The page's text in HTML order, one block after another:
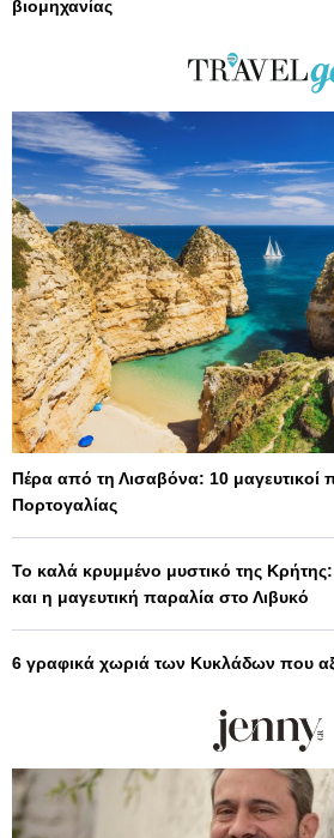
βιομηχανίας
Πέρα από τη Λισαβόνα: 10 μαγευτικοί
Πορτογαλίας
Το καλά κρυμμένο μυστικό της
και η μαγευτική παραλία στο Λιβυκό
6 γραφικά χωριά των Κυκλάδων που